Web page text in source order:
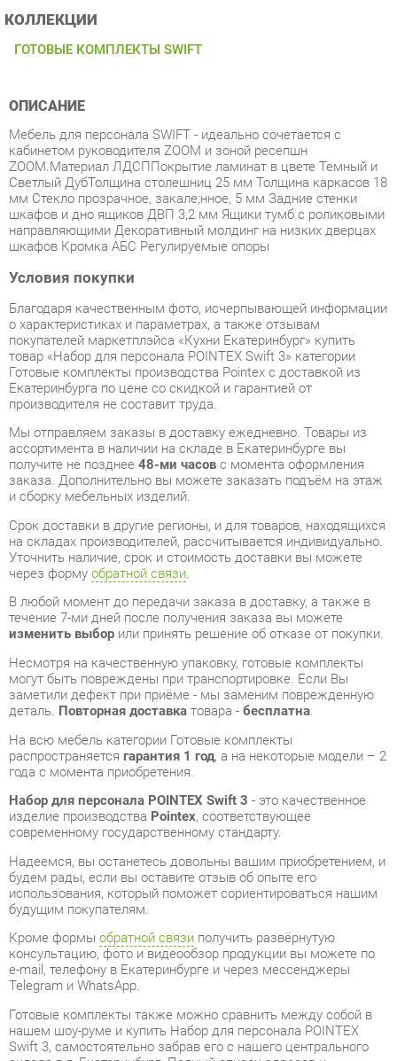
ОПИСАНИЕ
кабинетом руководителя ZOOM и зоной ресепшн
Светлый ДубТолщина столешниц 25 мм Толщина каркасов 18
мм Стекло прозрачное, закалe;нное, 5 мм Задние стенки
шкафов и дно ящиков ДВП 3,2 мм Ящики тумб с роликовыми
направляющими Декоративный молдинг на низких дверцах
шкафов Кромка АБС Регулируемые опоры
Условия покупки
Благодаря качественным фото, исчерпывающей информации
о характеристиках и параметрах, а также отзывам
покупателей маркетплэйса «Кухни Екатеринбург» купить
Готовые комплекты производства Pointex с доставкой из
Екатеринбурга по цене со скидкой и гарантией от
производителя не составит труда.
Мы отправляем заказы в доставку ежедневно. Товары из
ассортимента в наличии на складе в Екатеринбурге вы
получите не позднее48-ми часовс момента оформления
и сборку мебельных изделий.
Срок доставки в другие регионы, и для товаров, находящихся
на складах производителей, рассчитывается индивидуально.
Уточнить наличие, срок и стоимость доставки вы можете
через форму обратной связи
В любой момент до передачи заказа в доставку, а также в
течение 7-ми дней после получения заказа вы можете
изменить выборили принять решение об отказе от покупки.
Несмотря на качественную упаковку, готовые комплекты
могут быть повреждены при транспортировке. Если Вы
заметили дефект при приёме - мы заменим поврежденную
деталь.Повторная доставка товара -бесплатна.
На всю мебель категории Готовые комплекты
распространяетсягарантия 1 год, а на некоторые модели – 2
года с момента приобретения.
изделие производстваPointex, соответствующее
современному государственному стандарту.
Надеемся, вы останетесь довольны вашим приобретением, и
будем рады, если вы оставите отзыв об опыте его
использования, который поможет сориентироваться нашим
будущим покупателям.
Кроме формы обратной связиполучить развёрнутую
консультацию, фото и видеообзор продукции вы можете по
e-mail, телефону в Екатеринбурге и через мессенджеры
Telegram и WhatsApp.
Готовые комплекты также можно сравнить между собой в
нашем шоу-руме и купить Набор для персонала POINTEX
Swift 3, самостоятельно забрав его с нашего центрального
склада в г. Екатеринбург. Полный список адресов и
магазинов смотрите на странице
Материал
Лдсп